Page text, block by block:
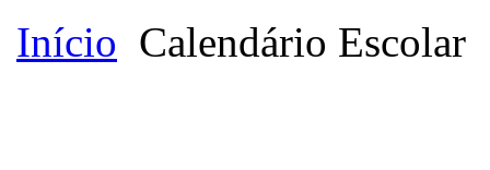
Início Calendário Escolar